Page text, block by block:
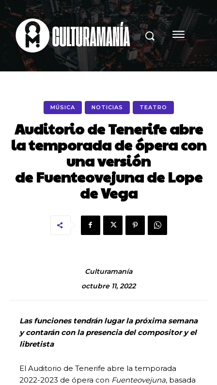
MÚSICA NOTICIAS TEATRO
Auditorio de Tenerife abre
la temporada de ópera con
una versión
de Fuenteovejuna de Lope
de Vega
Culturamanía
octubre 11, 2022
Las funciones tendrán lugar la próxima semana
y contarán con la presencia del compositor y el
libretista
El Auditorio de Tenerife abre la temporada
2022-2023 de ópera con Fuenteovejuna, basada